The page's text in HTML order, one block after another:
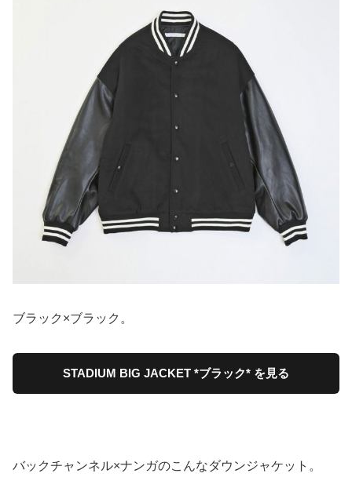
ブラック×ブラック。
STADIUM BIG JACKET *ブラック* を見る
バックチャンネル×ナンガのこんなダウンジャケット。